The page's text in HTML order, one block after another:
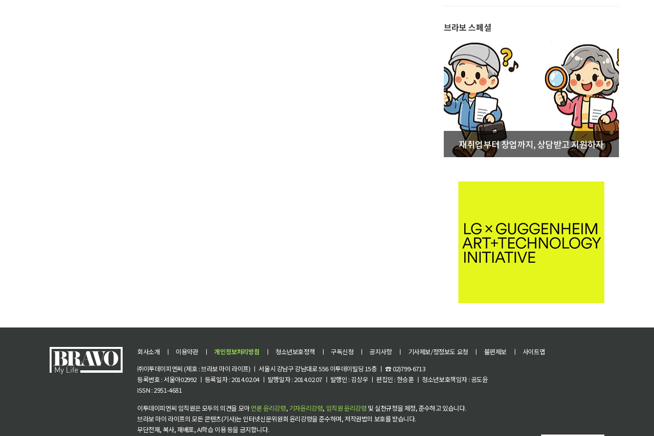
브라보 스페셜
재취업부터 창업까지, 상담받고 지원하자
회사소개 ㅣ 이용약관 ㅣ 개인정보처리방침 ㅣ 청소년보호정책 ㅣ 구독신청 ㅣ 공지사항 ㅣ 기사제보/정정보도 요청 ㅣ 불편제보 ㅣ
사이트맵
㈜이투데이피엔씨 (제호 : 브라보 마이 라이프) ㅣ 서울시 강남구 강남대로 556 이투데이빌딩 15층 ㅣ ☎ 02)799-6713
등록번호 : 서울아02992 ㅣ 등록일자 : 2014.02.04 ㅣ 발행일자 : 2014.02.07 ㅣ 발행인 : 김상우 ㅣ 편집인 : 한승훈 ㅣ 청소년보호책임자 : 공도윤
ISSN : 2951-4681
이투데이피엔씨 임직원은 모두의 의견을 모아언론 윤리강령, 기자윤리강령, 임직원 윤리강령 및 실천규정을 제정, 준수하고 있습니다.
브라보 마이 라이프의 모든 콘텐츠(기사)는 인터넷신문위원회 윤리강령을 준수하며, 저작권법의 보호를 받습니다.
무단전재, 복사, 재배포, AI학습 이용 등을 금지합니다.